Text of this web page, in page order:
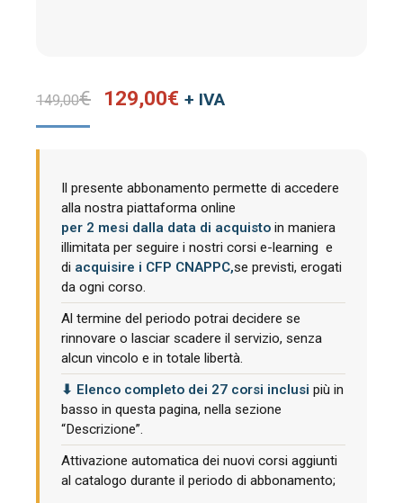
149,00€
Il
era:
149,00€.
129,00€ Il
129,00€.
+ IVA
Il presente abbonamento permette di accedere
alla nostra piattaforma online
per 2 mesi dalla data di acquisto in maniera
illimitata per seguire i nostri corsi e-learning e
di acquisire i CFP CNAPPC,se previsti, erogati
da ogni corso.
Al termine del periodo potrai decidere se
rinnovare o lasciar scadere il servizio, senza
alcun vincolo e in totale libertà.
⬇ Elenco completo dei 27 corsi inclusi più in
basso in questa pagina, nella sezione
“Descrizione”.
Attivazione automatica dei nuovi corsi aggiunti
al catalogo durante il periodo di abbonamento;